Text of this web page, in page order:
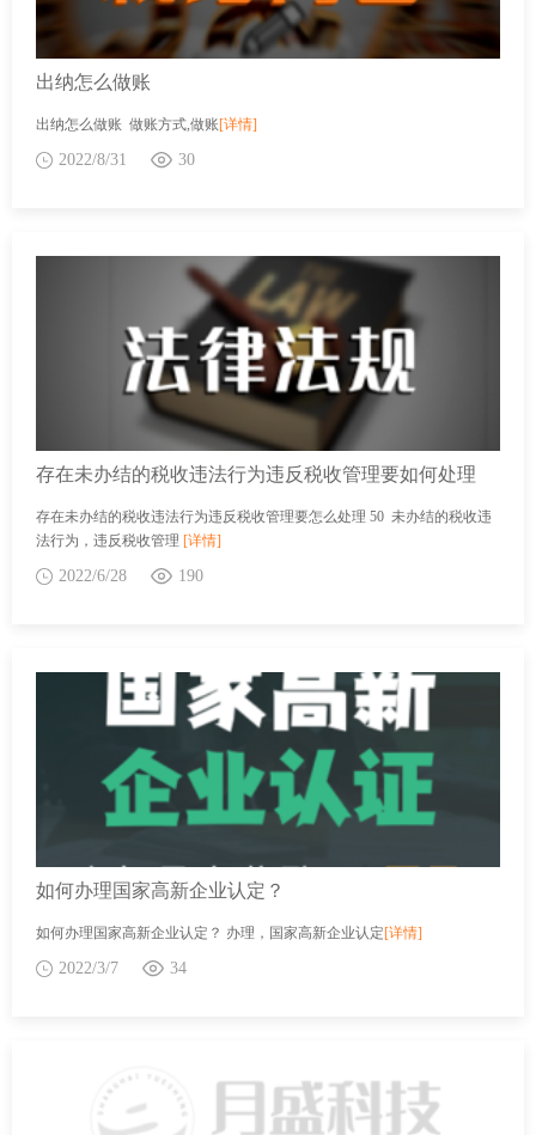
出纳怎么做账
出纳怎么做账 做账方式,做账[详情]
2022/8/31 30
存在未办结的税收违法行为违反税收管理要如何处理
存在未办结的税收违法行为违反税收管理要怎么处理 50 未办结的税收违
法行为，违反税收管理 [详情]
2022/6/28 190
如何办理国家高新企业认定？
如何办理国家高新企业认定？ 办理，国家高新企业认定[详情]
2022/3/7 34